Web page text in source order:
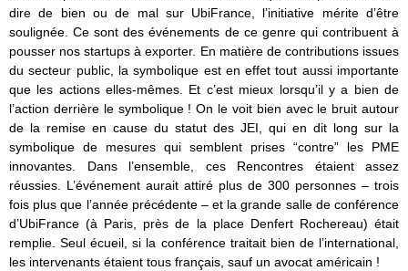
dire de bien ou de mal sur UbiFrance, l’initiative mérite d’être
soulignée. Ce sont des événements de ce genre qui contribuent à
pousser nos startups à exporter. En matière de contributions issues
du secteur public, la symbolique est en effet tout aussi importante
que les actions elles-mêmes. Et c’est mieux lorsqu’il y a bien de
l’action derrière le symbolique ! On le voit bien avec le bruit autour
de la remise en cause du statut des JEI, qui en dit long sur la
symbolique de mesures qui semblent prises “contre” les PME
innovantes. Dans l’ensemble, ces Rencontres étaient assez
réussies. L’événement aurait attiré plus de 300 personnes – trois
fois plus que l’année précédente – et la grande salle de conférence
d’UbiFrance (à Paris, près de la place Denfert Rochereau) était
remplie. Seul écueil, si la conférence traitait bien de l’international,
les intervenants étaient tous français, sauf un avocat américain !